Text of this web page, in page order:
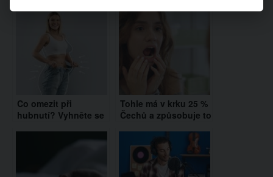
Co omezit při
hubnutí? Vyhněte se
Tohle má v krku 25 %
Čechů a způsobuje to
Koukněte, jak se toho
zbavit